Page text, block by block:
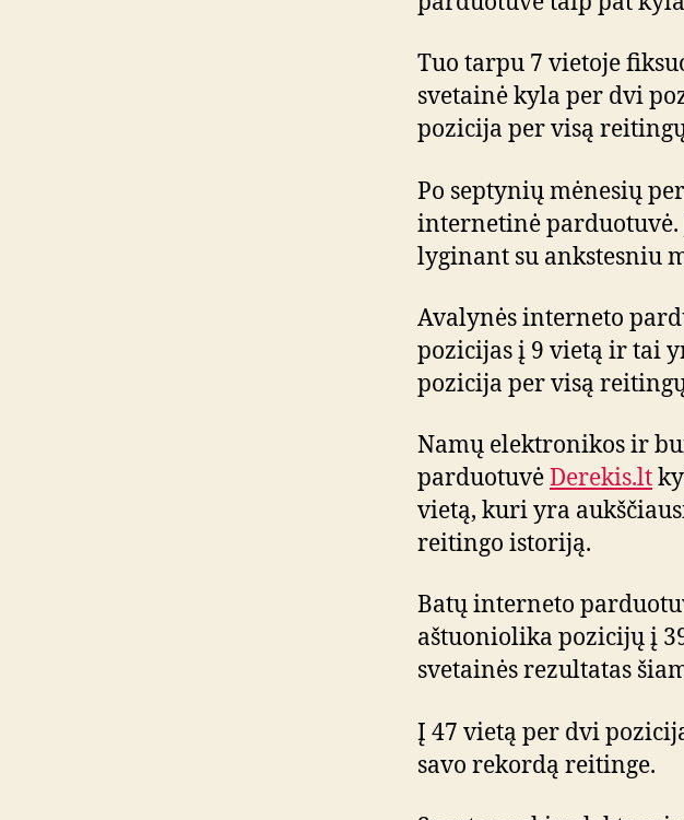
Tuo tarpu 7 vietoje
svetainė kyla per dvi
pozicija per visą
Po septynių mėnesių
internetinė
lyginant su ankstesniu
Avalynės interneto
pozicijas į 9 vietą ir tai
pozicija per visą
Namų elektronikos ir
parduotuvėDerekis.lt
vietą, kuri yra
reitingo istoriją.
Batų interneto
aštuoniolika pozicijų į
svetainės rezultatas
Į 47 vietą per dvi
savo rekordą reitinge.